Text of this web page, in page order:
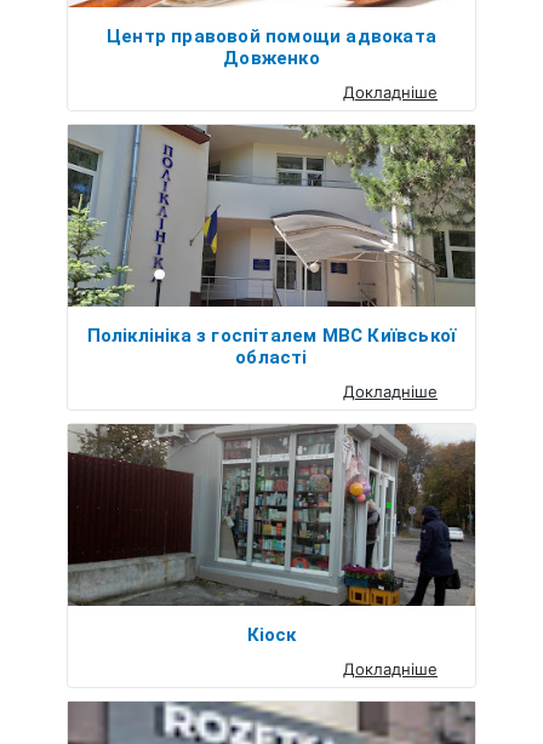
Центр правовой помощи адвоката
Довженко
Докладніше
Поліклініка з госпіталем МВС Київської
області
Докладніше
Кіоск
Докладніше